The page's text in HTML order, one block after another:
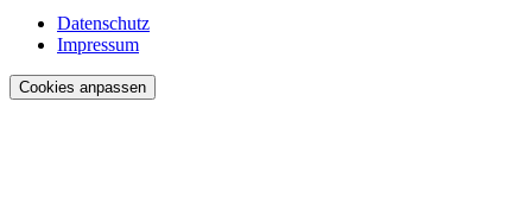
Datenschutz
Impressum
Cookies anpassen